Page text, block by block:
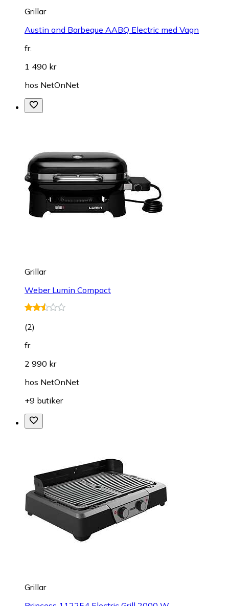
Grillar
Austin and Barbeque AABQ Electric med Vagn
fr.
1 490 kr
hos NetOnNet
Grillar
Weber Lumin Compact
(2)
fr.
2 990 kr
hos NetOnNet
+9 butiker
Grillar